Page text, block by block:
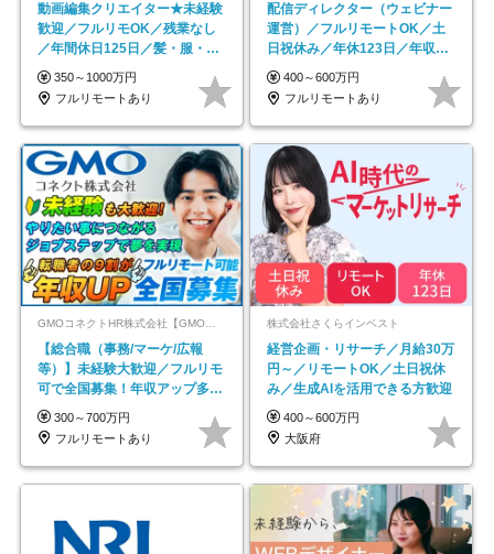
動画編集クリエイター★未経験
歓迎／フルリモOK／残業なし
／年間休日125日／髪・服・ネ
イル自由／研修充実で安心
350～1000万円
フルリモートあり
配信ディレクター（ウェビナー
運営）／フルリモートOK／土
日祝休み／年休123日／年収
600万円可
400～600万円
フルリモートあり
GMOコネクトHR株式会社【GMOインターネットグループ】
【総合職（事務/マーケ/広報
等）】未経験大歓迎／フルリモ
可で全国募集！年収アップ多数
★年休最大130日★
300～700万円
フルリモートあり
株式会社さくらインベスト
経営企画・リサーチ／月給30万
円～／リモートOK／土日祝休
み／生成AIを活用できる方歓迎
400～600万円
大阪府